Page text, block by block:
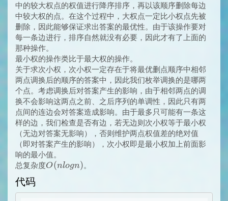
中的较大权点的权值进行降序排序，再以该顺序删除每边
中较大权的点。在这个过程中，大权点一定比小权点先被
删除，因此能够保证求出答案的最优性。由于该操作要对
每一条边进行，排序自然就没有必要，因此才有了上面的
那种操作。
最小权的操作类比于最大权的操作。
关于求次小权，次小权一定存在于将最优删点顺序中相邻
两点调换后的顺序的答案中，因此我们枚举调换的是哪两
个点。考虑调换后对答案产生的影响，由于相邻两点的调
换不会影响这两点之前、之后序列的单调性，因此只有两
点间的连边会对答案造成影响。由于最多只可能有一条这
样的边，我们检查是否有边，若无边则次小权等于最小权
（无边对答案无影响），否则维护两点权值差的绝对值
（即对答案产生的影响），次小权即是最小权加上前面影
响的最小值。
总复杂度O(nlogn)
O(nlogn)。
代码